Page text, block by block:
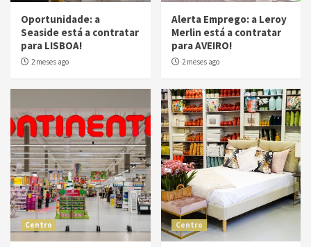
Oportunidade: a
Seaside está a contratar
para LISBOA!
2 meses ago
Alerta Emprego: a Leroy
Merlin está a contratar
para AVEIRO!
2 meses ago
Centro Centro